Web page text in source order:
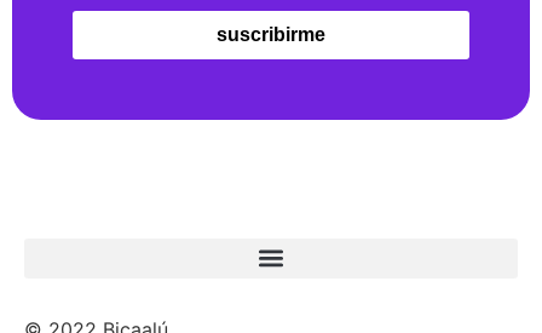
suscribirme